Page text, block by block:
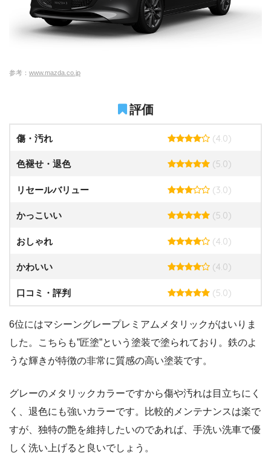
参考： www.mazda.co.jp
評価
傷・汚れ (4.0)
色褪せ・退色 (5.0)
リセールバリュー (3.0)
かっこいい (5.0)
おしゃれ (4.0)
かわいい (4.0)
口コミ・評判 (5.0)
6位にはマシーングレープレミアムメタリックがはいりま
した。こちらも”匠塗”という塗装で塗られており。鉄のよ
うな輝きが特徴の非常に質感の高い塗装です。
グレーのメタリックカラーですから傷や汚れは目立ちにく
く、退色にも強いカラーです。比較的メンテナンスは楽で
すが、独特の艶を維持したいのであれば、手洗い洗車で優
しく洗い上げると良いでしょう。